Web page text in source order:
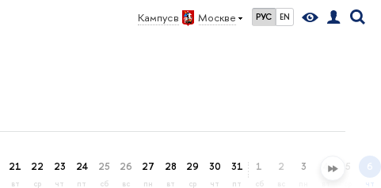
Кампус в Москве РУС EN
21
вт
22
ср
23
чт
24
пт
25
сб
26
вс
27
пн
28
вт
29
ср
30
чт
31
пт
1
сб
2 3 4 5 6
чт